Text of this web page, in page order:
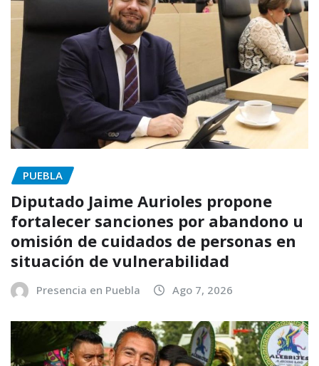
PUEBLA
Diputado Jaime Aurioles propone
fortalecer sanciones por abandono u
omisión de cuidados de personas en
situación de vulnerabilidad
Presencia en Puebla Ago 7, 2026